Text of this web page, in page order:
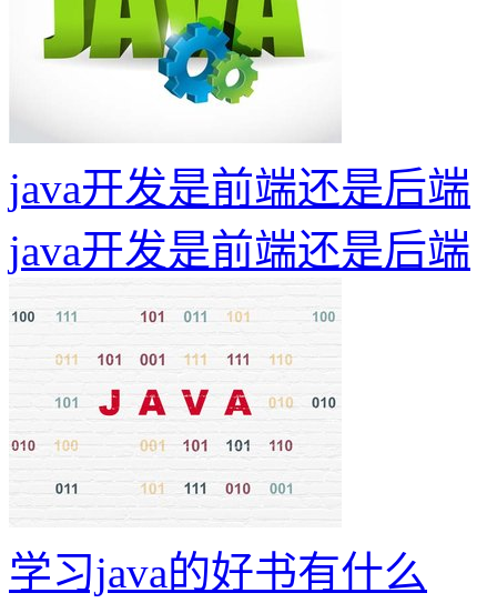
java开发是前端还是后端
java开发是前端还是后端
学习java的好书有什么